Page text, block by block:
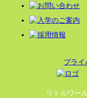
プライ
リトルワー